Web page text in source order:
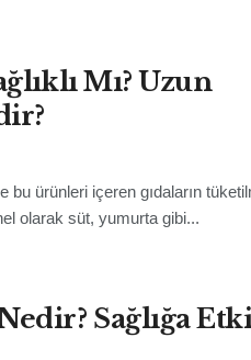
Mı? Uzun
ürünleri içeren gıdaların
olarak süt, yumurta gibi...
Sağlığa